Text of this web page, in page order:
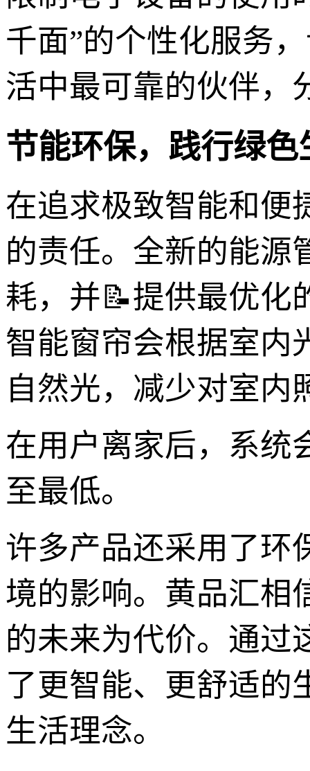
千面”的个性化服务
活中最可靠的伙伴，
节能环保，践行绿色
在追求极致智能和便
的责任。全新的能源
耗，并📝提供最优化
智能窗帘会根据室内
自然光，减少对室内
在用户离家后，系统
至最低。
许多产品还采用了环
境的影响。黄品汇相
的未来为代价。通过
了更智能、更舒适的
生活理念。